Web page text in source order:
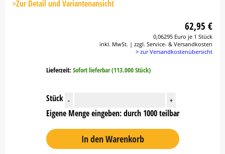
Button
>Zur Detail und Variantenansicht
62,95 €
0,06295 Euro je 1 Stück
inkl. MwSt. | zzgl. Service- & Versandkosten
> zur Versandkostenübersicht
Lieferzeit: Sofort lieferbar (113.000 Stück)
Stück - +
Eigene Menge eingeben: durch 1000 teilbar
In den Warenkorb